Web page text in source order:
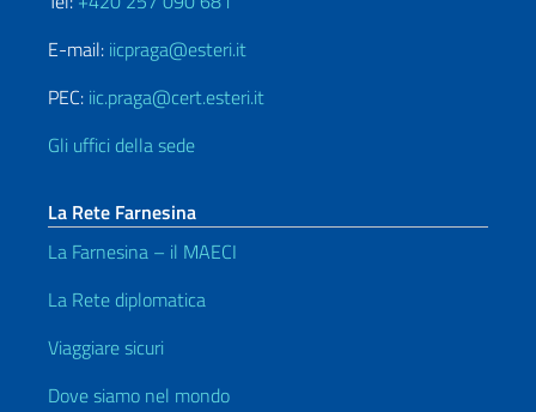
E-mail: iicpraga@esteri.it
PEC: iic.praga@cert.esteri.it
Gli uffici della sede
La Rete Farnesina
La Farnesina – il MAECI
La Rete diplomatica
Viaggiare sicuri
Dove siamo nel mondo